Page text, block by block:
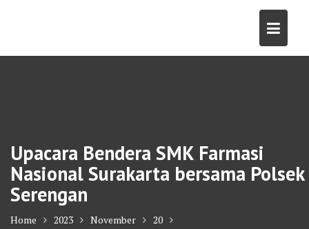
Upacara Bendera SMK Farmasi
Nasional Surakarta bersama Polsek
Serengan
Home 2023 November
20